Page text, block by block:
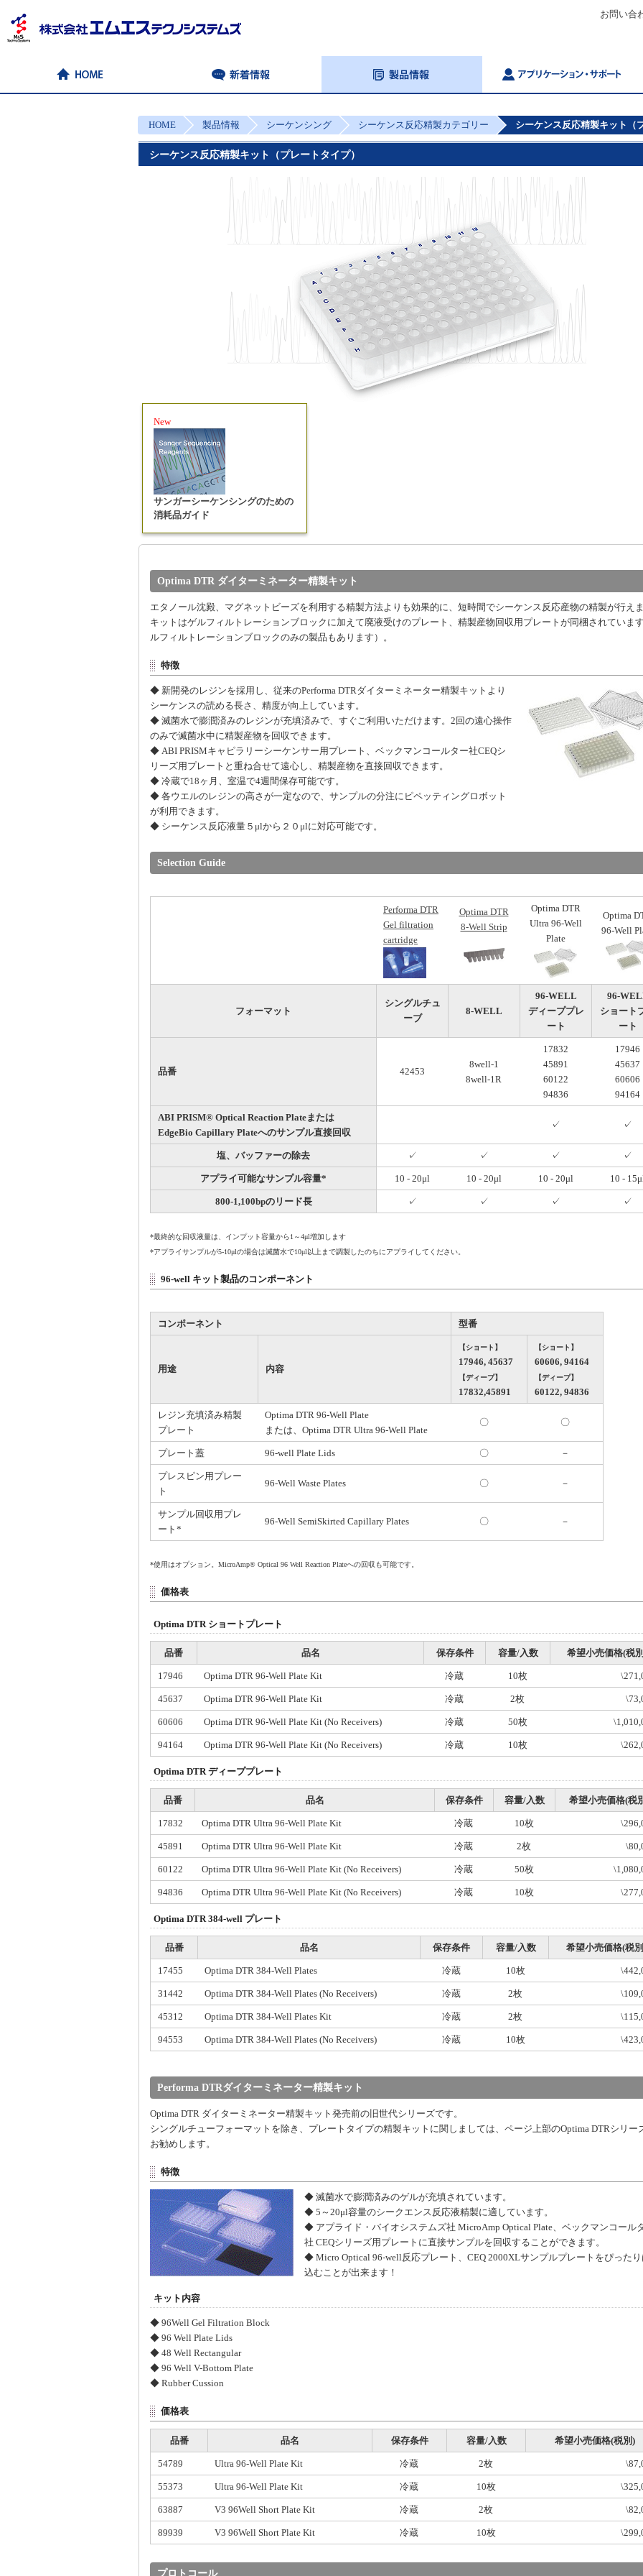
お問い合
HOME 製品情報 シーケンシング シーケンス反応精製カテゴリー シーケンス反応精製キット（
シーケンス反応精製キット（プレートタイプ）
New
サンガーシーケンシングのための
消耗品ガイド
Optima DTR ダイターミネーター精製キット
エタノール沈殿、マグネットビーズを利用する精製方法よりも効果的に、短時間でシーケンス反応産物の精製が行えま
キットはゲルフィルトレーションブロックに加えて廃液受けのプレート、精製産物回収用プレートが同梱されていま
ルフィルトレーションブロックのみの製品もあります）。
特徴
◆ 新開発のレジンを採用し、従来のPerforma DTRダイターミネーター精製キットより
シーケンスの読める長さ、精度が向上しています。
◆ 滅菌水で膨潤済みのレジンが充填済みで、すぐご利用いただけます。2回の遠心操作
のみで滅菌水中に精製産物を回収できます。
◆ ABI PRISMキャピラリーシーケンサー用プレート、ベックマンコールター社CEQシ
リーズ用プレートと重ね合せて遠心し、精製産物を直接回収できます。
◆ 冷蔵で18ヶ月、室温で4週間保存可能です。
◆ 各ウエルのレジンの高さが一定なので、サンプルの分注にピペッティングロボット
が利用できます。
◆ シーケンス反応液量５μlから２０μlに対応可能です。
Selection Guide
Performa DTR
Gel filtration
cartridge
Optima DTR
8-Well Strip
Optima DTR
Ultra 96-Well
Plate
Optima
96-Well
フォーマット
シングルチュ
ーブ
8-WELL
96-WELL
ディーププレ
ート
96-
ショート
ート
品番 42453
8well-1
8well-1R
17832
45891
60122
94836
17946
45637
60606
94164
ABI PRISM® Optical Reaction Plateまたは
EdgeBio Capillary Plateへのサンプル直接回収
✓ ✓
塩、バッファーの除去 ✓ ✓ ✓ ✓
アプライ可能なサンプル容量* 10 - 20μl 10 - 20μl 10 - 20μl 10 -
800-1,100bpのリード長 ✓ ✓ ✓ ✓
*最終的な回収液量は、インプット容量から1～4μl増加します
*アプライサンプルが5-10μlの場合は滅菌水で10μl以上まで調製したのちにアプライしてください。
96-well キット製品のコンポーネント
コンポーネント 型番
用途 内容
【ショート】
17946, 45637
【ディープ】
17832,45891
【ショート】
60606, 94164
【ディープ】
60122, 94836
レジン充填済み精製
プレート
Optima DTR 96-Well Plate
または、Optima DTR Ultra 96-Well Plate
〇 〇
プレート蓋 96-well Plate Lids 〇 －
プレスピン用プレー
ト
96-Well Waste Plates 〇 －
サンプル回収用プレ
ート*
96-Well SemiSkirted Capillary Plates 〇 －
*使用はオプション。MicroAmp® Optical 96 Well Reaction Plateへの回収も可能です。
価格表
Optima DTR ショートプレート
品番 品名 保存条件 容量/入数 希望小売価格(税
17946 Optima DTR 96-Well Plate Kit 冷蔵 10枚
45637 Optima DTR 96-Well Plate Kit 冷蔵 2枚
60606 Optima DTR 96-Well Plate Kit (No Receivers) 冷蔵 50枚
94164 Optima DTR 96-Well Plate Kit (No Receivers) 冷蔵 10枚
Optima DTR ディーププレート
品番 品名 保存条件 容量/入数 希望小売価格(税
17832 Optima DTR Ultra 96-Well Plate Kit 冷蔵 10枚
45891 Optima DTR Ultra 96-Well Plate Kit 冷蔵 2枚
60122 Optima DTR Ultra 96-Well Plate Kit (No Receivers) 冷蔵 50枚
94836 Optima DTR Ultra 96-Well Plate Kit (No Receivers) 冷蔵 10枚
Optima DTR 384-well プレート
品番 品名 保存条件 容量/入数 希望小売価格(税
17455 Optima DTR 384-Well Plates 冷蔵 10枚
31442 Optima DTR 384-Well Plates (No Receivers) 冷蔵 2枚
45312 Optima DTR 384-Well Plates Kit 冷蔵 2枚
94553 Optima DTR 384-Well Plates (No Receivers) 冷蔵 10枚
Performa DTRダイターミネーター精製キット
Optima DTR ダイターミネーター精製キット発売前の旧世代シリーズです。
シングルチューフォーマットを除き、プレートタイプの精製キットに関しましては、ページ上部のOptima DTRシリー
お勧めします。
特徴
◆ 滅菌水で膨潤済みのゲルが充填されています。
◆ 5～20μl容量のシークエンス反応液精製に適しています。
◆ アプライド・バイオシステムズ社 MicroAmp Optical Plate、ベックマンコール
社 CEQシリーズ用プレートに直接サンプルを回収することができます。
◆ Micro Optical 96-well反応プレート、CEQ 2000XLサンプルプレートをぴったり
込むことが出来ます！
キット内容
◆ 96Well Gel Filtration Block
◆ 96 Well Plate Lids
◆ 48 Well Rectangular
◆ 96 Well V-Bottom Plate
◆ Rubber Cussion
価格表
品番 品名 保存条件 容量/入数 希望小売価格(税別)
54789 Ultra 96-Well Plate Kit 冷蔵 2枚
55373 Ultra 96-Well Plate Kit 冷蔵 10枚
63887 V3 96Well Short Plate Kit 冷蔵 2枚
89939 V3 96Well Short Plate Kit 冷蔵 10枚
プロトコール